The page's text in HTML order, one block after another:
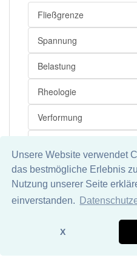
Unsere Website verwendet
das bestmögliche Erlebnis
Nutzung unserer Seite
einverstanden.
X
Fließgrenze
Spannung
Belastung
Rheologie
Verformung
Werkstoff
Datenschutz
Wir übernehmen keine
Richtigkeit und Vollständigkeit